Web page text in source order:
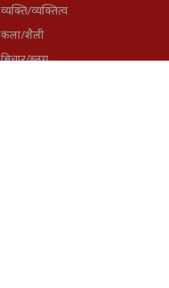
व्यक्ति/व्यक्तित्व
कला/शैली
बिचार/ब्लग